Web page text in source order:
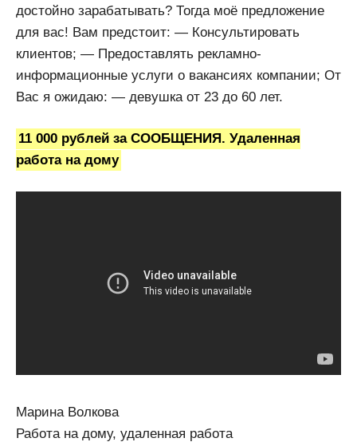
достойно зарабатывать? Тогда моё предложение
для вас! Вам предстоит: — Консультировать
клиентов; — Предоставлять рекламно-
информационные услуги о вакансиях компании; От
Вас я ожидаю: — девушка от 23 до 60 лет.
11 000 рублей за СООБЩЕНИЯ. Удаленная
работа на дому
Марина Волкова
Работа на дому, удаленная работа